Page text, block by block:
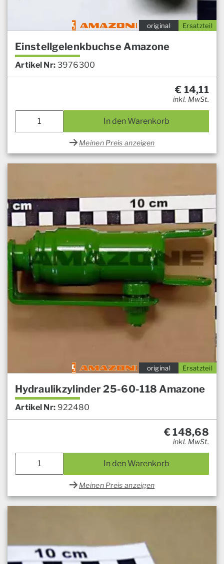
Ersatzteil
original
Einstellgelenkbuchse Amazone
Artikel Nr: 3976300
€ 14,11
inkl. MwSt.
In den Warenkorb
Meinen Preis anzeigen
Ersatzteil
original
Hydraulikzylinder 25-60-118 Amazone
Artikel Nr: 922480
€148,68
inkl. MwSt.
In den Warenkorb
Meinen Preis anzeigen